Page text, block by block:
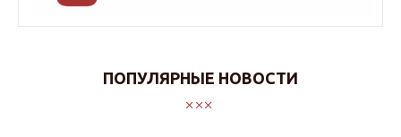
ПОПУЛЯРНЫЕ НОВОСТИ